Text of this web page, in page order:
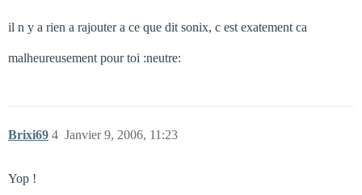
il n y a rien a rajouter a ce que dit sonix, c est exatement ca
malheureusement pour toi :neutre:
Brixi69 Janvier 9, 2006, 11:23
4
Yop !